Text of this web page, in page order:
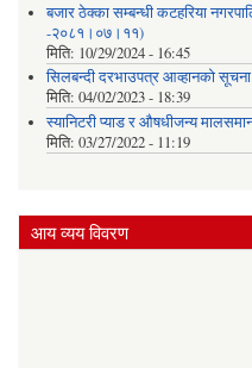
बजार ठेक्का सम्बन्धी कटहरिया
-२०८१।०७।११)
मिति: 10/29/2024 - 16:45
सिलबन्दी दरभाउपत्र आव्हानको सूचना
मिति: 04/02/2023 - 18:39
स्यानिटरी प्याड र ‌औषधीजन्य
मिति: 03/27/2022 - 11:19
आय व्यय विवरण